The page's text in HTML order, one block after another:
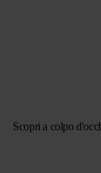
Scopri a colpo